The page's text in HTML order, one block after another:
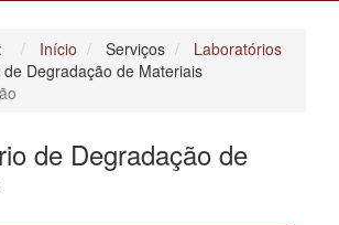
Início Serviços
Laboratórios
Degradação de Materiais
de Degradação de